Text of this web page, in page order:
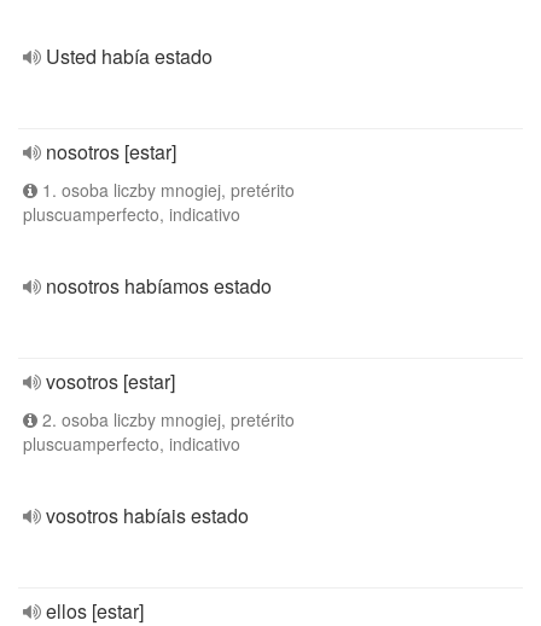
Usted había estado
nosotros [estar]
1. osoba liczby mnogiej, pretérito
pluscuamperfecto, indicativo
nosotros habíamos estado
vosotros [estar]
2. osoba liczby mnogiej, pretérito
pluscuamperfecto, indicativo
vosotros habíais estado
ellos [estar]